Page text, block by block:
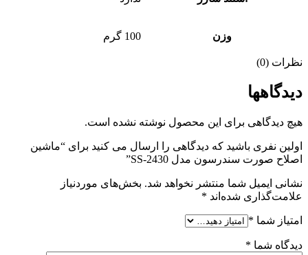
وزن 100 گرم
نظرات (0)
دیدگاهها
هیچ دیدگاهی برای این محصول نوشته نشده است.
اولین نفری باشید که دیدگاهی را ارسال می کنید برای “ماشین
اصلاح صورت سندرسون مدل SS-2430”
نشانی ایمیل شما منتشر نخواهد شد. بخش‌های موردنیاز
علامت‌گذاری شده‌اند *
امتیاز شما *
دیدگاه شما *